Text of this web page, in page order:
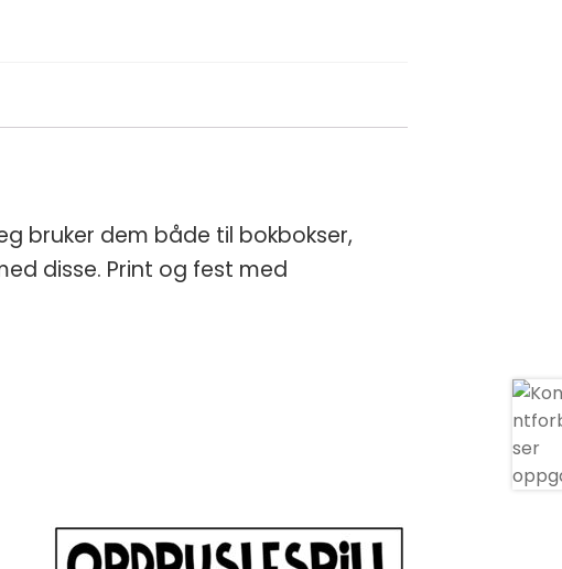
bruker dem både til bokbokser,
disse. Print og fest med